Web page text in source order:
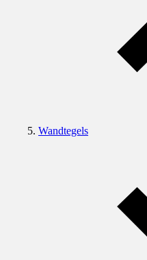
Wandtegels